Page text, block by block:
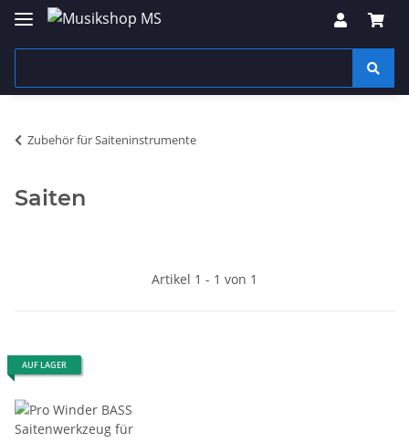
Zubehör für Saiteninstrumente
Saiten
Artikel 1 - 1 von 1
AUF LAGER